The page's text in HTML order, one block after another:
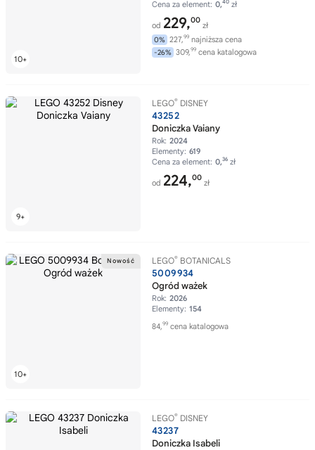
Cena za element: 0,40 zł
od 229,00
zł
0% 227,99 najniższa cena
-26% 309,99 cena katalogowa
LEGO® DISNEY
43252
Doniczka Vaiany
Rok: 2024
Elementy: 619
Cena za element: 0,36 zł
od 224,00
zł
LEGO® BOTANICALS
5009934
Ogród ważek
Rok: 2026
Elementy: 154
84,99 cena katalogowa
LEGO® DISNEY
43237
Doniczka Isabeli